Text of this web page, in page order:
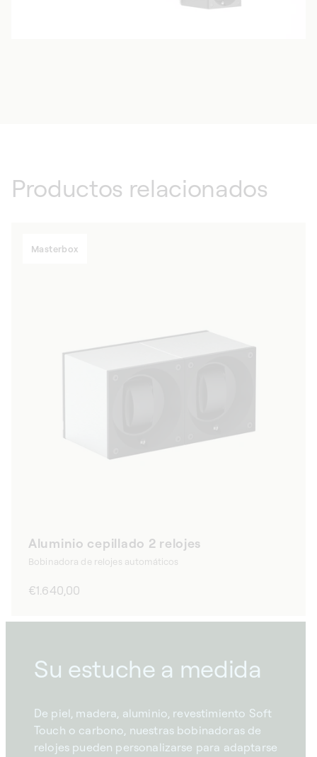
Productos relacionados
Masterbox
Aluminio cepillado 2 relojes
Bobinadora de relojes automáticos
Precio
€1.640,00
Su estuche a medida
De piel, madera, aluminio, revestimiento Soft
Touch o carbono, nuestras bobinadoras de
relojes pueden personalizarse para adaptarse